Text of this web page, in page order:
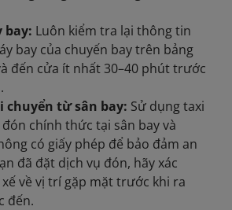
bay: Luôn kiểm tra lại thông tin
bay của chuyến bay trên bảng
đến cửa ít nhất 30–40 phút trước
chuyển từ sân bay: Sử dụng taxi
chính thức tại sân bay và
có giấy phép để bảo đảm an
đã đặt dịch vụ đón, hãy xác
về vị trí gặp mặt trước khi ra
đến.